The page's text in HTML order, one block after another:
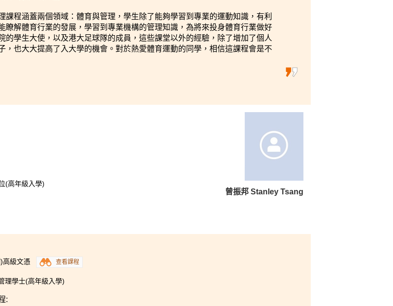
課程涵蓋兩個領域：體育與管理，學生除了能夠學習到專業的運動知識，有利
瞭解體育行業的發展，學習到專業機構的管理知識，為將來投身體育行業做好
的學生大使，以及港大足球隊的成員，這些課堂以外的經驗，除了增加了個人
，也大大提高了入大學的機會。對於熱愛體育運動的同學，相信這課程會是不
曾振邦 Stanley Tsang
(高年級入學)
高級文憑
查看課程
理學士(高年級入學)
: